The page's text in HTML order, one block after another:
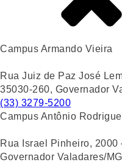
Campus Armando Vieira
Rua Juiz de Paz José
35030-260, Governador
(33) 3279-5200
Campus Antônio
Rua Israel Pinheiro,
Governador Valadares/MG